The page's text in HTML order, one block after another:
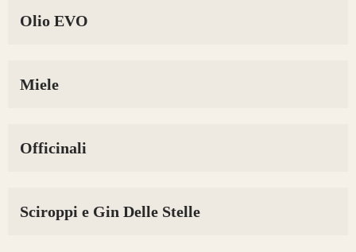
Olio EVO
Miele
Officinali
Sciroppi e Gin Delle Stelle